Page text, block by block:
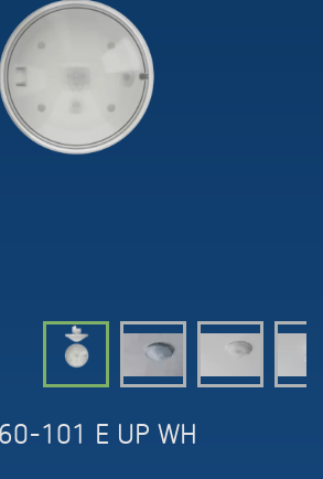
OEM
Support
101 E UP WH